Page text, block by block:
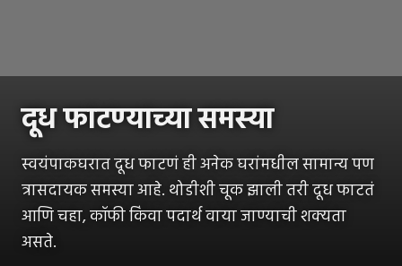
दूध फाटण्याच्या समस्या
स्वयंपाकघरात दूध फाटणं ही अनेक घरांमधील सामान्य पण
त्रासदायक समस्या आहे. थोडीशी चूक झाली तरी दूध फाटतं
आणि चहा, कॉफी किंवा पदार्थ वाया जाण्याची शक्यता
असते.